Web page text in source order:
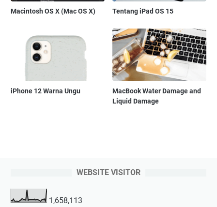
Macintosh OS X (Mac OS X) Tentang iPad OS 15
iPhone 12 Warna Ungu
MacBook Water Damage and
Liquid Damage
WEBSITE VISITOR
1,658,113